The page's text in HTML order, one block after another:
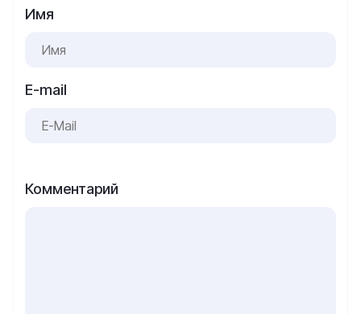
Имя
E-mail
Комментарий